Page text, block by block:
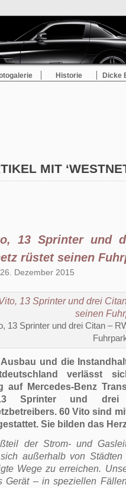
Historie Dicke
MIT
13 Sprinter und
rüstet seinen
Dezember 2015
13 Sprinter und drei Citan –
Ausbau und die
verlässt
auf Mercedes-Benz
Sprinter und drei
60 Vito sind
Sie bilden das
der Strom- und
außerhalb von
Wege zu erreichen.
Gerät – in speziellen